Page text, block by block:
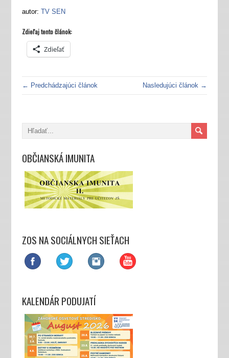
autor: TV SEN
Zdieľaj tento článok:
Zdieľať
← Predchádzajúci článok Nasledujúci článok →
OBČIANSKÁ IMUNITA
ZOS NA SOCIÁLNYCH SIEŤACH
KALENDÁR PODUJATÍ